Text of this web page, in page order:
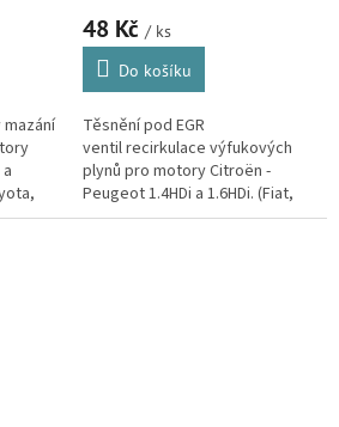
48 Kč / ks
Do košíku
Těsnění pod EGR
ventil recirkulace výfukových
plynů pro motory Citroën -
Peugeot 1.4HDi a 1.6HDi. (Fiat,
Lancia, Volvo, Ford)